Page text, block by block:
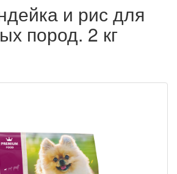
и рис для
пород. 2 кг